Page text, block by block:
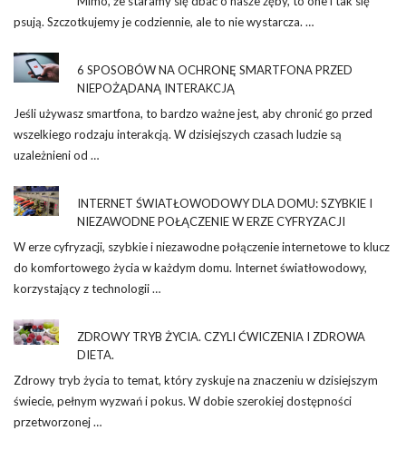
psują. Szczotkujemy je codziennie, ale to nie wystarcza. …
6 SPOSOBÓW NA OCHRONĘ SMARTFONA PRZED
NIEPOŻĄDANĄ INTERAKCJĄ
Jeśli używasz smartfona, to bardzo ważne jest, aby chronić go przed
wszelkiego rodzaju interakcją. W dzisiejszych czasach ludzie są
uzależnieni od …
INTERNET ŚWIATŁOWODOWY DLA DOMU: SZYBKIE I
NIEZAWODNE POŁĄCZENIE W ERZE CYFRYZACJI
W erze cyfryzacji, szybkie i niezawodne połączenie internetowe to klucz
do komfortowego życia w każdym domu. Internet światłowodowy,
korzystający z technologii …
ZDROWY TRYB ŻYCIA. CZYLI ĆWICZENIA I ZDROWA
DIETA.
Zdrowy tryb życia to temat, który zyskuje na znaczeniu w dzisiejszym
świecie, pełnym wyzwań i pokus. W dobie szerokiej dostępności
przetworzonej …